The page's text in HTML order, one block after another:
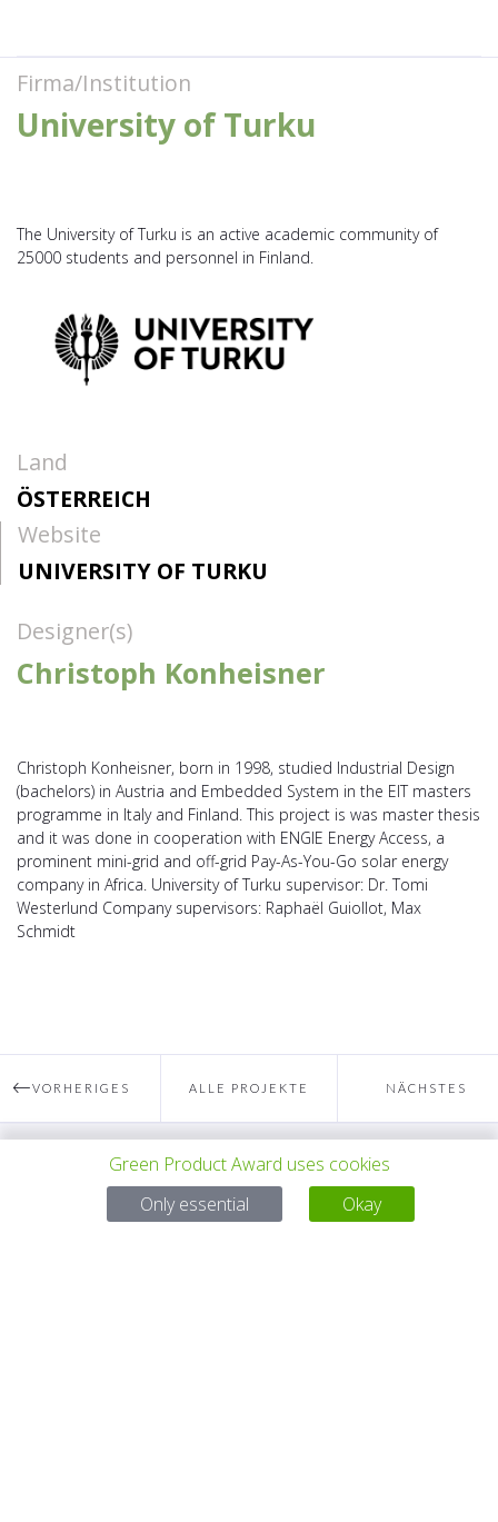
Firma/Institution
University of Turku
The University of Turku is an active academic community of
25000 students and personnel in Finland.
Land
ÖSTERREICH
Website
UNIVERSITY OF TURKU
Designer(s)
Christoph Konheisner
Christoph Konheisner, born in 1998, studied Industrial Design
(bachelors) in Austria and Embedded System in the EIT masters
programme in Italy and Finland. This project is was master thesis
and it was done in cooperation with ENGIE Energy Access, a
prominent mini-grid and off-grid Pay-As-You-Go solar energy
company in Africa. University of Turku supervisor: Dr. Tomi
Westerlund Company supervisors: Raphaël Guiollot, Max
Schmidt
VORHERIGES ALLE PROJEKTE NÄCHSTES
Email:service@gp-award.com
Green Product Award uses cookies
Only essential
Okay